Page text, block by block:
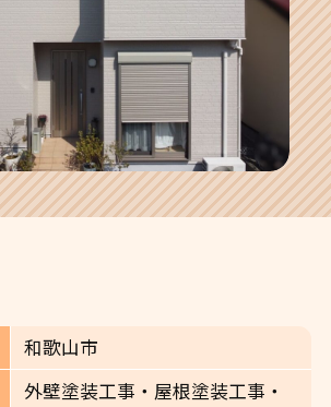
和歌山市
外壁塗装工事・屋根塗装工事・